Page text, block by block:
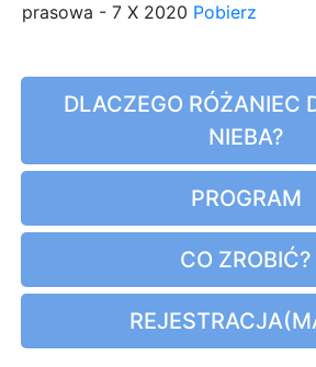
prasowa - 7 X 2020 Pobierz
DLACZEGO RÓŻANIEC
NIEBA?
PROGRAM
CO ZROBIĆ?